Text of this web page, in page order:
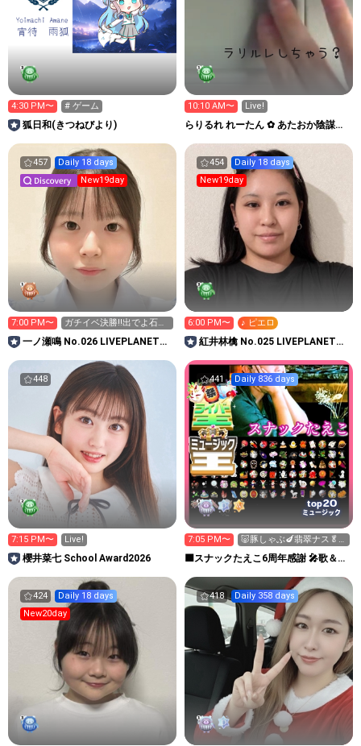
4:30 PM〜 # ゲーム
狐日和(きつねびより)
10:10 AM〜 Live!
らりるれ れーたん ✿ あたおか陰謀論
457
Daily 18 days
New19day
7:00 PM〜
ガチイベ決勝‼️出でよ石油
王👑✨
一ノ瀬鳴 No.026 LIVEPLANET新
454
Daily 18 days
New19day
6:00 PM〜 ♪ ピエロ
紅井林檎 No.025 LIVEPLANET新
448
7:15 PM〜 Live!
櫻井菜七 School Award2026
441 Daily 836 days
top20
ミュージック
7:05 PM〜
🐷豚しゃぶ🍆翡翠ナス🥬
🥦︎🍅温野菜
🟪スナックたえこ6周年感謝 🎤歌＆ウ
424
Daily 18 days
New20day
418 Daily 358 days